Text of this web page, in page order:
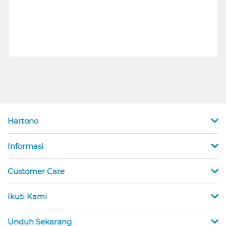
Hartono
Informasi
Customer Care
Ikuti Kami
Unduh Sekarang